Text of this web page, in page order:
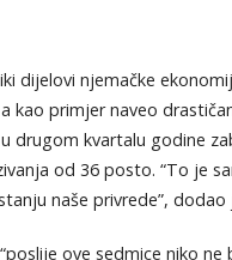
dijelovi njemačke
kao primjer naveo
drugom kvartalu godine
od 36 posto. “To je
naše privrede”, dodao
ove sedmice niko ne